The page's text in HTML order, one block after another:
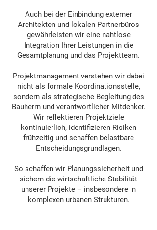
Auch bei der Einbindung externer
Architekten und lokalen Partnerbüros
gewährleisten wir eine nahtlose
Integration Ihrer Leistungen in die
Gesamtplanung und das Projektteam.
Projektmanagement verstehen wir dabei
nicht als formale Koordinationsstelle,
sondern als strategische Begleitung des
Bauherrn und verantwortlicher Mitdenker.
Wir reflektieren Projektziele
kontinuierlich, identifizieren Risiken
frühzeitig und schaffen belastbare
Entscheidungsgrundlagen.
So schaffen wir Planungssicherheit und
sichern die wirtschaftliche Stabilität
unserer Projekte – insbesondere in
komplexen urbanen Strukturen.